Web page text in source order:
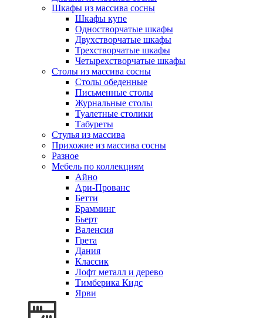
Шкафы из массива сосны
Шкафы купе
Одностворчатые шкафы
Двухстворчатые шкафы
Трехстворчатые шкафы
Четырехстворчатые шкафы
Столы из массива сосны
Столы обеденные
Письменные столы
Журнальные столы
Туалетные столики
Табуреты
Стулья из массива
Прихожие из массива сосны
Разное
Мебель по коллекциям
Айно
Ари-Прованс
Бетти
Брамминг
Бьерт
Валенсия
Грета
Дания
Классик
Лофт металл и дерево
Тимберика Кидс
Ярви